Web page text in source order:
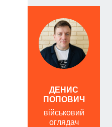
ДЕНИС
ПОПОВИЧ
військовий
оглядач